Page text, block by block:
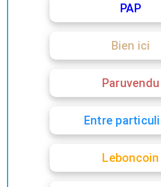
PAP
Bien ici
Paruvendu
Entre
Leboncoin